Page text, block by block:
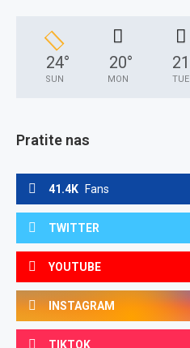
24°
SUN
20°
MON
21
TUE
Pratite nas
41.4K Fans
TWITTER
YOUTUBE
INSTAGRAM
TIKTOK